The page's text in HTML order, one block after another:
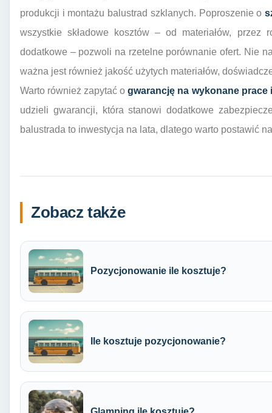
produkcji i montażu balustrad szklanych. Poproszenie o
wszystkie składowe kosztów – od materiałów, przez
dodatkowe – pozwoli na rzetelne porównanie ofert. Nie
ważna jest również jakość użytych materiałów,
Warto również zapytać ogwarancję na wykonane prace
udzieli gwarancji, która stanowi dodatkowe
balustrada to inwestycja na lata, dlatego warto postawić
Zobacz także
Pozycjonowanie ile kosztuje?
Ile kosztuje pozycjonowanie?